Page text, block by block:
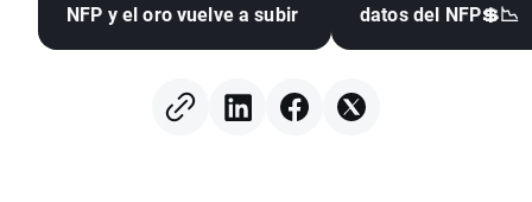
NFP y el oro vuelve a subir
datos del NFP💲📉